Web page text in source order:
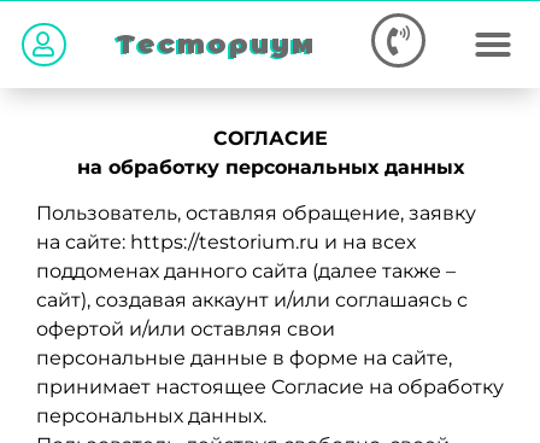
Тесториум
СОГЛАСИЕ
на обработку персональных данных
Пользователь, оставляя обращение, заявку
на сайтe: https://testorium.ru и на всех
поддоменах данного сайта (далее также –
сайт), создавая аккаунт и/или соглашаясь с
офертой и/или оставляя свои
персональные данные в форме на сайте,
принимает настоящее Согласие на обработку
персональных данных.